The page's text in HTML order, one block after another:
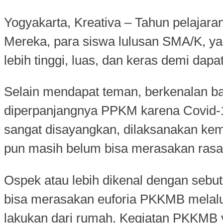
Yogyakarta, Kreativa – Tahun
Mereka, para siswa lulusan SMA/K,
lebih tinggi, luas, dan keras demi
Selain mendapat teman, berkenalan
diperpanjangnya PPKM karena
sangat disayangkan, dilaksanakan
pun masih belum bisa merasakan
Ospek atau lebih dikenal dengan
bisa merasakan euforia PKKMB
lakukan dari rumah. Kegiatan